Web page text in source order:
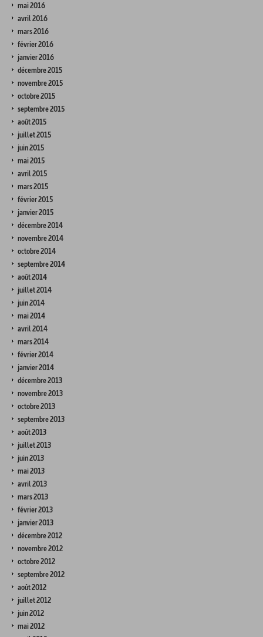
mai 2016
avril 2016
mars 2016
février 2016
janvier 2016
décembre 2015
novembre 2015
octobre 2015
septembre 2015
août 2015
juillet 2015
juin 2015
mai 2015
avril 2015
mars 2015
février 2015
janvier 2015
décembre 2014
novembre 2014
octobre 2014
septembre 2014
août 2014
juillet 2014
juin 2014
mai 2014
avril 2014
mars 2014
février 2014
janvier 2014
décembre 2013
novembre 2013
octobre 2013
septembre 2013
août 2013
juillet 2013
juin 2013
mai 2013
avril 2013
mars 2013
février 2013
janvier 2013
décembre 2012
novembre 2012
octobre 2012
septembre 2012
août 2012
juillet 2012
juin 2012
mai 2012